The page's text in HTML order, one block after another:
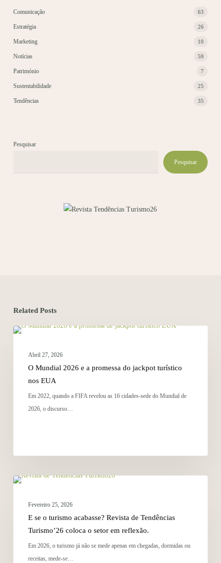
Comunicação 63
Estratégia 26
Marketing 10
Notícias 59
Património 7
Sustentabilidade 25
Tendências 35
Pesquisar
Pesquisar
Related Posts
Abril 27, 2026
O Mundial 2026 e a promessa do jackpot turístico
nos EUA
Em 2022, quando a FIFA revelou as 16 cidades-sede do Mundial de
2026, o discurso…
Fevereiro 25, 2026
E se o turismo acabasse? Revista de Tendências
Turismo’26 coloca o setor em reflexão.
Em 2026, o turismo já não se mede apenas em chegadas, dormidas ou
receitas, mede-se…